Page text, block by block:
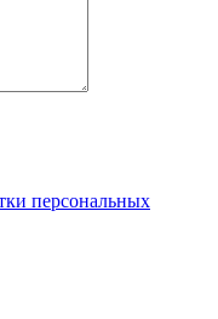
персональных